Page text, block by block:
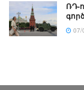
ՌԴ-
07/